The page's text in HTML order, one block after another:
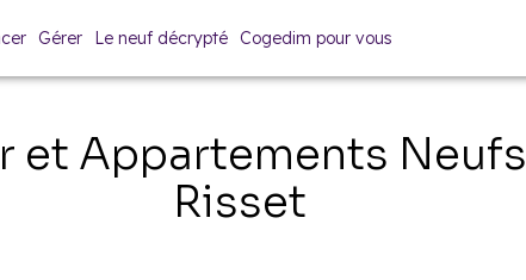
Gérer Le neuf décrypté Cogedim pour vous
et Appartements Neufs
Risset